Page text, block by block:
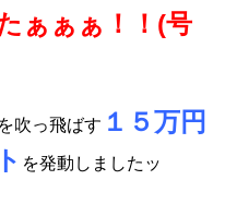
ぁぁぁ！！(号
吹っ飛ばす １５万円
を発動しましたッ